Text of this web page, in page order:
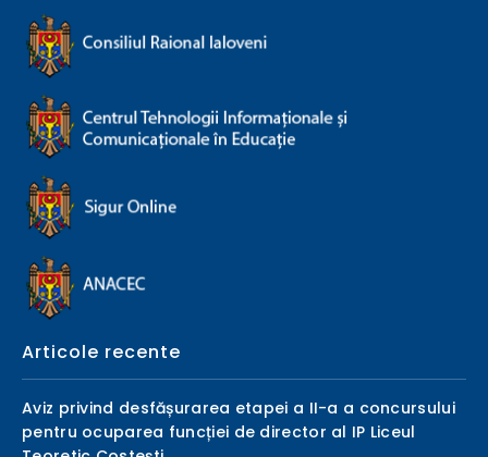
Articole recente
Aviz privind desfășurarea etapei a II-a a concursului
pentru ocuparea funcției de director al IP Liceul